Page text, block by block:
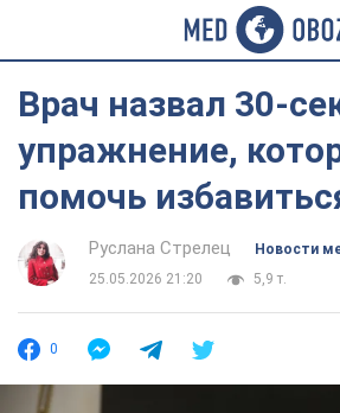
Врач назвал 30-
упражнение,
помочь
Руслана Стрелец
Новости
25.05.2026 21:20
5,9 т.
0